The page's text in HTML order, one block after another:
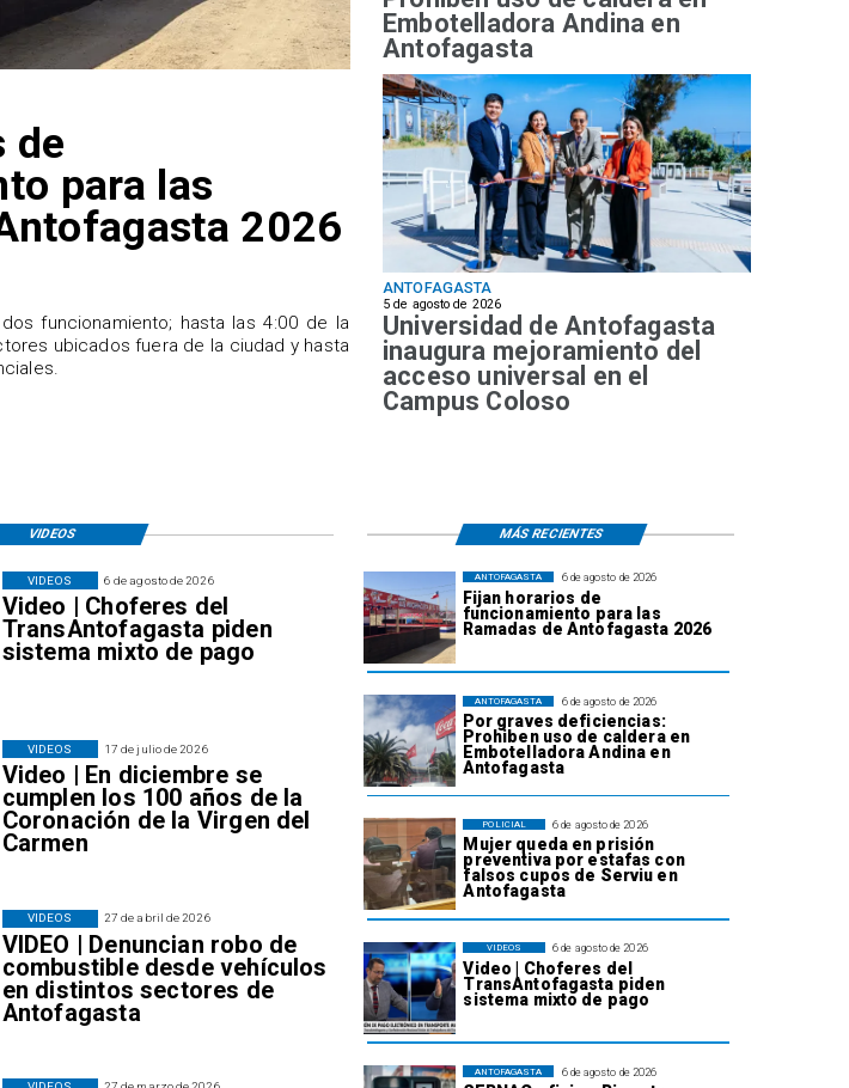
de
para las
2026
funcionamiento; hasta las 4:00 de la
ubicados fuera de la ciudad y hasta
Embotelladora Andina en
Antofagasta
ANTOFAGASTA
5 de agosto de 2026
Universidad de Antofagasta
inaugura mejoramiento del
acceso universal en el
Campus Coloso
6 de agosto de 2026
Fijan horarios de
funcionamiento para las
Ramadas de Antofagasta 2026
ANTOFAGASTA
6 de agosto de 2026
Por graves deficiencias:
Prohiben uso de caldera en
Embotelladora Andina en
Antofagasta
ANTOFAGASTA
6 de agosto de 2026
Mujer queda en prisión
preventiva por estafas con
falsos cupos de Serviu en
Antofagasta
POLICIAL
6 de agosto de 2026
Video | Choferes del
TransAntofagasta piden
sistema mixto de pago
VIDEOS
6 de agosto de 2026
ANTOFAGASTA
6 de agosto de 2026
Video | Choferes del
TransAntofagasta piden
sistema mixto de pago
VIDEOS
17 de julio de 2026
Video | En diciembre se
cumplen los 100 años de la
Coronación de la Virgen del
Carmen
VIDEOS
27 de abril de 2026
VIDEO | Denuncian robo de
combustible desde vehículos
en distintos sectores de
Antofagasta
VIDEOS
VIDEOS MÁS RECIENTES